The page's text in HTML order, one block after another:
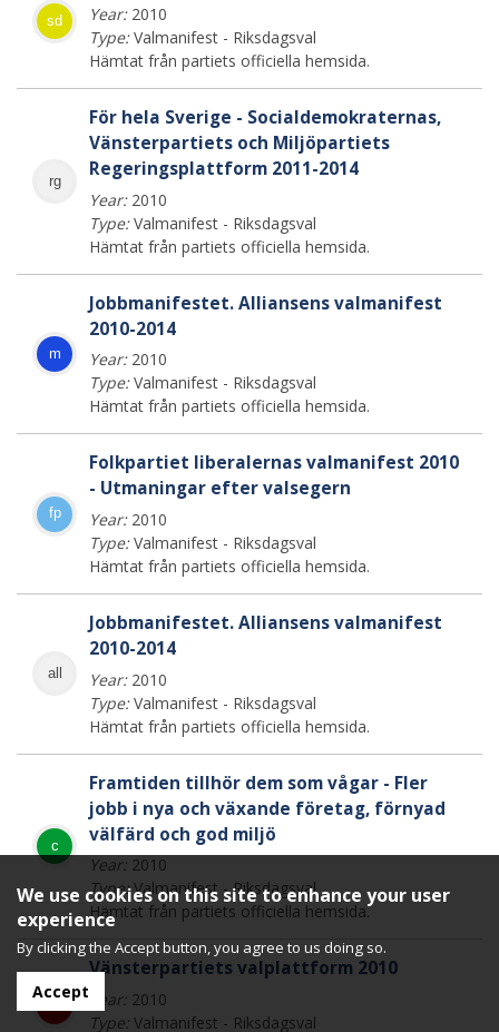
sd Year:2010
Type:Valmanifest - Riksdagsval
Hämtat från partiets officiella hemsida.
rg
För hela Sverige - Socialdemokraternas,
Vänsterpartiets och Miljöpartiets
Regeringsplattform 2011-2014
Year:2010
Type:Valmanifest - Riksdagsval
Hämtat från partiets officiella hemsida.
m
Jobbmanifestet. Alliansens valmanifest
2010-2014
Year:2010
Type:Valmanifest - Riksdagsval
Hämtat från partiets officiella hemsida.
fp
Folkpartiet liberalernas valmanifest 2010
- Utmaningar efter valsegern
Year:2010
Type:Valmanifest - Riksdagsval
Hämtat från partiets officiella hemsida.
all
Jobbmanifestet. Alliansens valmanifest
2010-2014
Year:2010
Type:Valmanifest - Riksdagsval
Hämtat från partiets officiella hemsida.
c
Framtiden tillhör dem som vågar - Fler
jobb i nya och växande företag, förnyad
välfärd och god miljö
Year: 2010
Type:Valmanifest - Riksdagsval
Hämtat från partiets officiella hemsida.
Vänsterpartiets valplattform 2010
Year: 2010
Type: Valmanifest - Riksdagsval
We use cookies on this site to enhance your user
experience
By clicking the Accept button, you agree to us doing so.
Accept